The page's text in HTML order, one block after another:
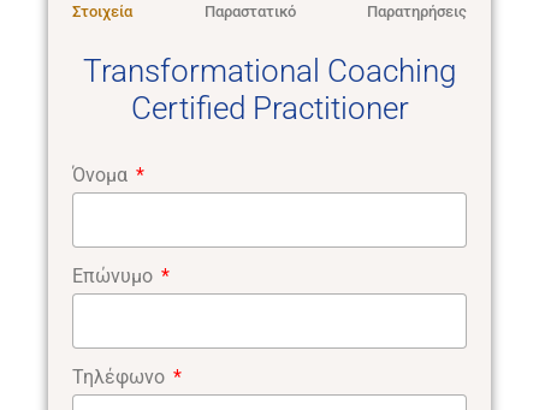
Στοιχεία Παραστατικό Παρατηρήσεις
Transformational Coaching
Certified Practitioner
Όνομα
Επώνυμο
Τηλέφωνο